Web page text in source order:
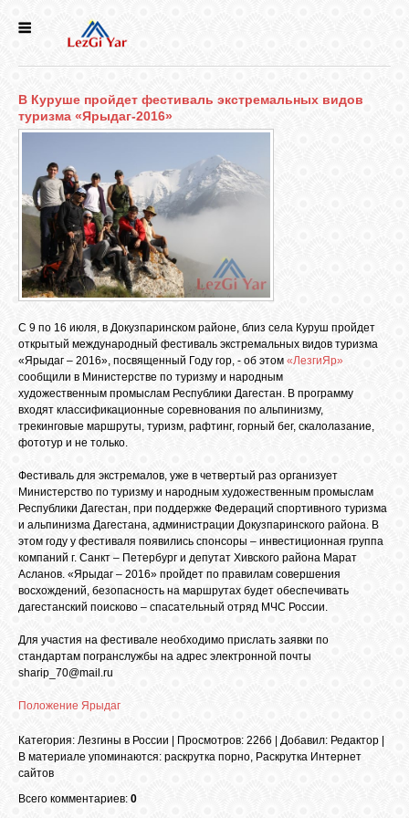
СЕЛА
ИСТОРИЯ
КУЛЬТУРА
ГОЛОС
ЛЕЗГИН
НАРОДЫ
БИБЛИОТЕКА
ГОСТЕВАЯ
ФОТО
МУЗЫКА
В Куруше пройдет фестиваль экстремальных видов
туризма «Ярыдаг-2016»
С 9 по 16 июля, в Докузпаринском районе, близ села Куруш пройдет
открытый международный фестиваль экстремальных видов туризма
«Ярыдаг – 2016», посвященный Году гор, - об этом «ЛезгиЯр»
сообщили в Министерстве по туризму и народным
художественным промыслам Республики Дагестан. В программу
входят классификационные соревнования по альпинизму,
трекинговые маршруты, туризм, рафтинг, горный бег, скалолазание,
фототур и не только.
Фестиваль для экстремалов, уже в четвертый раз организует
Министерство по туризму и народным художественным промыслам
Республики Дагестан, при поддержке Федераций спортивного туризма
и альпинизма Дагестана, администрации Докузпаринского района. В
этом году у фестиваля появились спонсоры – инвестиционная группа
компаний г. Санкт – Петербург и депутат Хивского района Марат
Асланов. «Ярыдаг – 2016» пройдет по правилам совершения
восхождений, безопасность на маршрутах будет обеспечивать
дагестанский поисково – спасательный отряд МЧС России.
Для участия на фестивале необходимо прислать заявки по
стандартам погранслужбы на адрес электронной почты
sharip_70@mail.ru
Положение Ярыдаг
Категория: Лезгины в России Просмотров: 2266 | Добавил: Редактор
В материале упоминаются: раскрутка порно, Раскрутка Интернет
сайтов
Всего комментариев: 0